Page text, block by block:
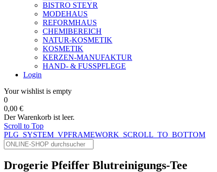
BISTRO STEYR
MODEHAUS
REFORMHAUS
CHEMIBEREICH
NATUR-KOSMETIK
KOSMETIK
KERZEN-MANUFAKTUR
HAND- & FUSSPFLEGE
Login
Your wishlist is empty
0
0,00 €
Der Warenkorb ist leer.
Scroll to Top
PLG_SYSTEM_VPFRAMEWORK_SCROLL_TO_BOTTOM
Drogerie Pfeiffer Blutreinigungs-Tee